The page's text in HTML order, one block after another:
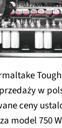
w
ceny
model 750